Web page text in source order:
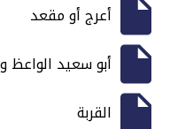
أعرج أو مقعد
أبو سعيد الواعظ
القربة